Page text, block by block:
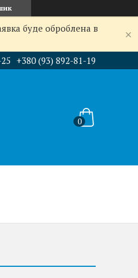
буде оброблена в
+380 (93) 892-81-19